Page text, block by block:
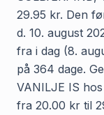
29.95 kr. Den
d. 10. august
fra i dag (8.
på 364 dage.
VANILJE IS
fra 20.00 kr til